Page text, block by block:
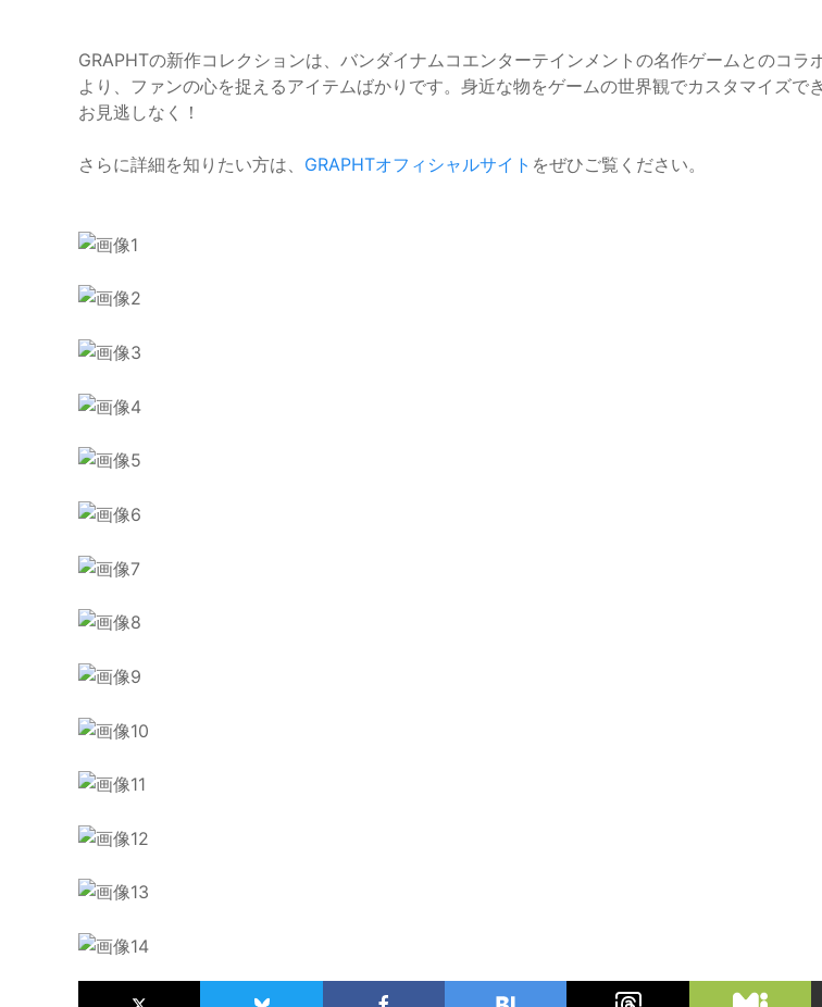
GRAPHTの新作コレクションは、バンダイナムコエンターテインメントの名作ゲームとのコラ
より、ファンの心を捉えるアイテムばかりです。身近な物をゲームの世界観でカスタマイズで
お見逃しなく！
さらに詳細を知りたい方は、 GRAPHTオフィシャルサイト をぜひご覧ください。